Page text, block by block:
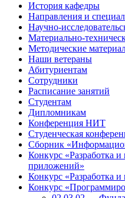
История кафедры
Направления и
Научно-
Материально-
Методические
Наши ветераны
Абитуриентам
Сотрудники
Расписание занятий
Студентам
Дипломникам
Конференция НИТ
Студенческая
Сборник
Конкурс «Разработка
приложений»
Конкурс «Разработка
Конкурс